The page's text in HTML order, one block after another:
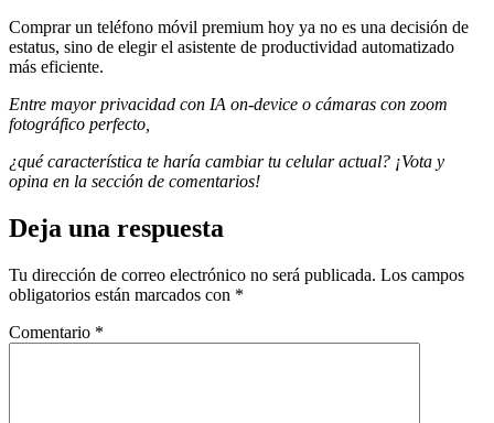
Comprar un teléfono móvil premium hoy ya no es una decisión de
estatus, sino de elegir el asistente de productividad automatizado
más eficiente.
Entre mayor privacidad con IA on-device o cámaras con zoom
fotográfico perfecto,
¿qué característica te haría cambiar tu celular actual? ¡Vota y
opina en la sección de comentarios!
Deja una respuesta
Tu dirección de correo electrónico no será publicada. Los campos
obligatorios están marcados con *
Comentario *